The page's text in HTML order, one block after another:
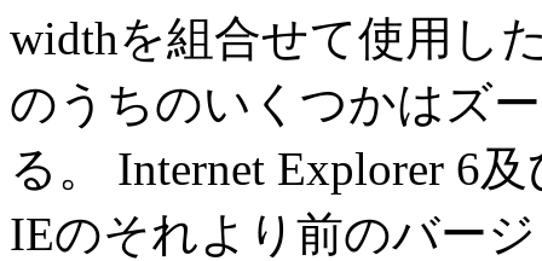
widthを組合せて使用し
のうちのいくつかはズ
る。 Internet Explorer 6
IEのそれより前のバー